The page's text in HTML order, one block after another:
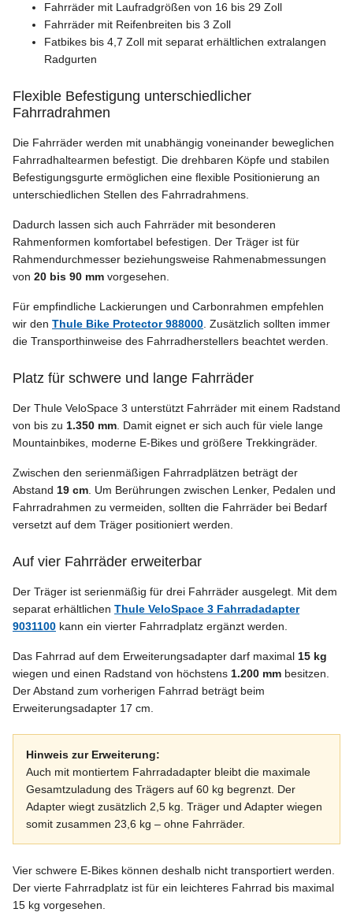
Fahrräder mit Laufradgrößen von 16 bis 29 Zoll
Fahrräder mit Reifenbreiten bis 3 Zoll
Fatbikes bis 4,7 Zoll mit separat erhältlichen extralangen
Radgurten
Flexible Befestigung unterschiedlicher
Fahrradrahmen
Die Fahrräder werden mit unabhängig voneinander beweglichen
Fahrradhaltearmen befestigt. Die drehbaren Köpfe und stabilen
Befestigungsgurte ermöglichen eine flexible Positionierung an
unterschiedlichen Stellen des Fahrradrahmens.
Dadurch lassen sich auch Fahrräder mit besonderen
Rahmenformen komfortabel befestigen. Der Träger ist für
Rahmendurchmesser beziehungsweise Rahmenabmessungen
von 20 bis 90 mm vorgesehen.
Für empfindliche Lackierungen und Carbonrahmen empfehlen
wir den Thule Bike Protector 988000 . Zusätzlich sollten immer
die Transporthinweise des Fahrradherstellers beachtet werden.
Platz für schwere und lange Fahrräder
Der Thule VeloSpace 3 unterstützt Fahrräder mit einem Radstand
von bis zu 1.350 mm . Damit eignet er sich auch für viele lange
Mountainbikes, moderne E-Bikes und größere Trekkingräder.
Zwischen den serienmäßigen Fahrradplätzen beträgt der
Abstand 19 cm . Um Berührungen zwischen Lenker, Pedalen und
Fahrradrahmen zu vermeiden, sollten die Fahrräder bei Bedarf
versetzt auf dem Träger positioniert werden.
Auf vier Fahrräder erweiterbar
Der Träger ist serienmäßig für drei Fahrräder ausgelegt. Mit dem
separat erhältlichen Thule VeloSpace 3 Fahrradadapter
9031100 kann ein vierter Fahrradplatz ergänzt werden.
Das Fahrrad auf dem Erweiterungsadapter darf maximal 15 kg
wiegen und einen Radstand von höchstens 1.200 mm besitzen.
Der Abstand zum vorherigen Fahrrad beträgt beim
Erweiterungsadapter 17 cm.
Hinweis zur Erweiterung:
Auch mit montiertem Fahrradadapter bleibt die maximale
Gesamtzuladung des Trägers auf 60 kg begrenzt. Der
Adapter wiegt zusätzlich 2,5 kg. Träger und Adapter wiegen
somit zusammen 23,6 kg – ohne Fahrräder.
Vier schwere E-Bikes können deshalb nicht transportiert werden.
Der vierte Fahrradplatz ist für ein leichteres Fahrrad bis maximal
15 kg vorgesehen.